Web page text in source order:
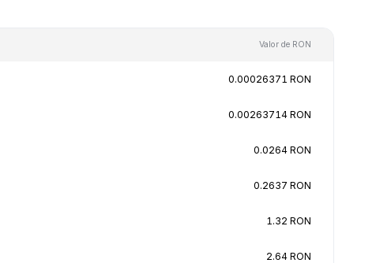
Valor de RON
0.00026371 RON
0.00263714 RON
0.0264 RON
0.2637 RON
1.32 RON
2.64 RON